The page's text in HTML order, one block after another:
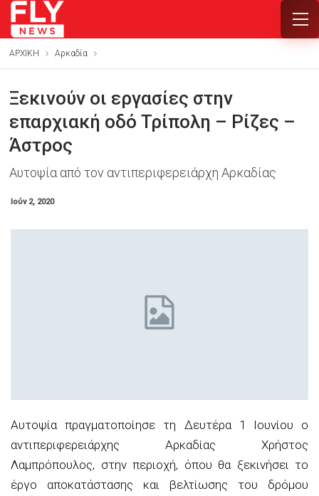
ΑΡΧΙΚΗ Αρκαδία
Ξεκινούν οι εργασίες στην
επαρχιακή οδό Τρίπολη – Ρίζες –
Άστρος
Αυτοψία από τον αντιπεριφερειάρχη Αρκαδίας
Ιούν 2, 2020
Αυτοψία πραγματοποίησε τη Δευτέρα 1 Ιουνίου ο
αντιπεριφερειάρχης Αρκαδίας Χρήστος
Λαμπρόπουλος, στην περιοχή, όπου θα ξεκινήσει το
έργο αποκατάστασης και βελτίωσης του δρόμου